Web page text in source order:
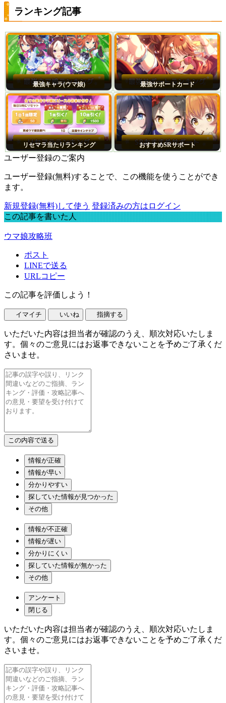
ランキング記事
最強キャラ(ウマ娘) 最強サポートカード
リセマラ当たりランキング おすすめSRサポート
ユーザー登録のご案内
ユーザー登録(無料)することで、この機能を使うことができ
ます。
新規登録(無料)して使う 登録済みの方はログイン
この記事を書いた人
ウマ娘攻略班
ポスト
LINEで送る
URLコピー
この記事を評価しよう！
イマイチ いいね 指摘する
いただいた内容は担当者が確認のうえ、順次対応いたしま
す。個々のご意見にはお返事できないことを予めご了承くだ
さいませ。
情報が正確
情報が早い
分かりやすい
探していた情報が見つかった
その他
情報が不正確
情報が遅い
分かりにくい
探していた情報が無かった
その他
アンケート
閉じる
いただいた内容は担当者が確認のうえ、順次対応いたしま
す。個々のご意見にはお返事できないことを予めご了承くだ
さいませ。